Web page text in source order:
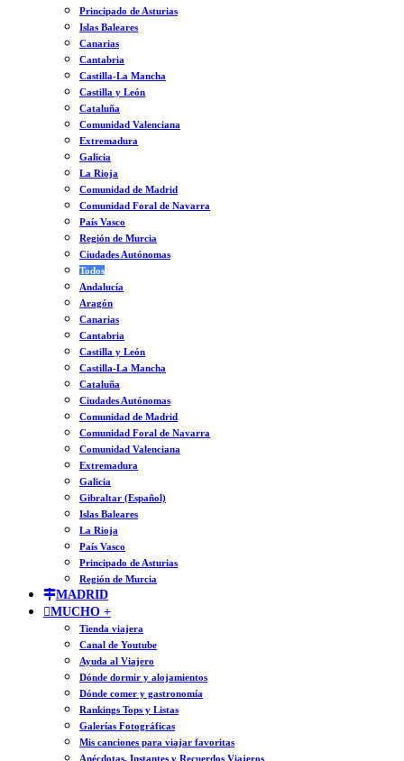
Principado de Asturias
Islas Baleares
Canarias
Cantabria
Castilla-La Mancha
Castilla y León
Cataluña
Comunidad Valenciana
Extremadura
Galicia
La Rioja
Comunidad de Madrid
Comunidad Foral de Navarra
País Vasco
Región de Murcia
Ciudades Autónomas
Todos
Andalucía
Aragón
Canarias
Cantabria
Castilla y León
Castilla-La Mancha
Cataluña
Ciudades Autónomas
Comunidad de Madrid
Comunidad Foral de Navarra
Comunidad Valenciana
Extremadura
Galicia
Gibraltar (Español)
Islas Baleares
La Rioja
País Vasco
Principado de Asturias
Región de Murcia
MADRID
MUCHO +
Tienda viajera
Canal de Youtube
Ayuda al Viajero
Dónde dormir y alojamientos
Dónde comer y gastronomía
Rankings Tops y Listas
Galerías Fotográficas
Mis canciones para viajar favoritas
Anécdotas, Instantes y Recuerdos Viajeros